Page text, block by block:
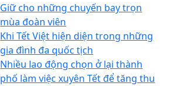
Giữ cho những chuyến bay trọn
mùa đoàn viên
Khi Tết Việt hiện diện trong những
gia đình đa quốc tịch
Nhiều lao động chọn ở lại thành
phố làm việc xuyên Tết để tăng thu